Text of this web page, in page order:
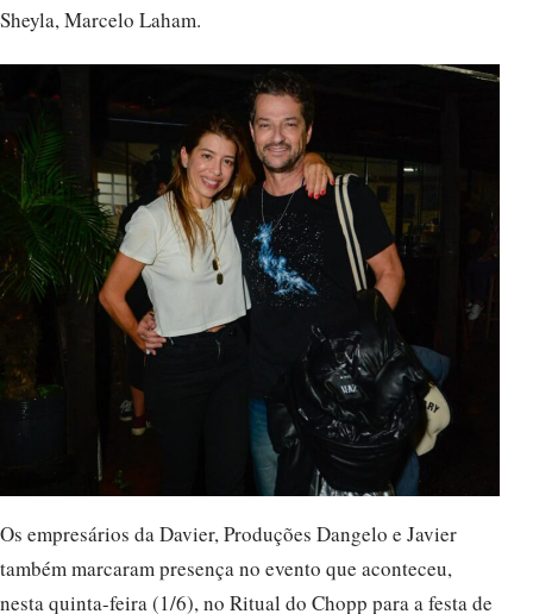
Sheyla, Marcelo Laham.
Os empresários da Davier, Produções Dangelo e Javier
também marcaram presença no evento que aconteceu,
nesta quinta-feira (1/6), no Ritual do Chopp para a festa de